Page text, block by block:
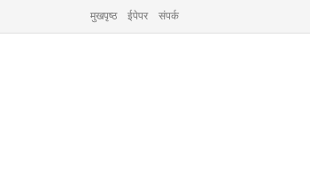
मुखपृष्ठ ईपेपर संपर्क